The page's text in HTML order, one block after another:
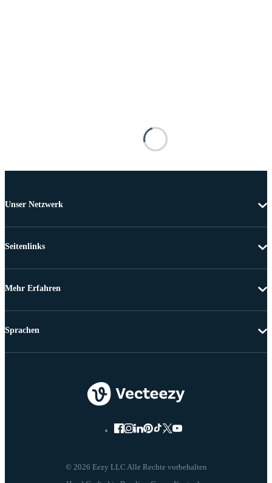
Unser Netzwerk
Seitenlinks
Mehr Erfahren
© 2026 Eezy LLC Alle Rechte vorbehalten
Sprachen